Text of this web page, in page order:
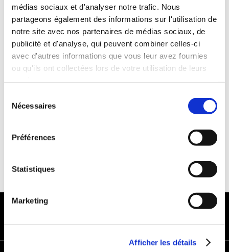
médias sociaux et d'analyser notre trafic. Nous
partageons également des informations sur l'utilisation de
notre site avec nos partenaires de médias sociaux, de
publicité et d'analyse, qui peuvent combiner celles-ci
avec d'autres informations que vous leur avez fournies
ou qu'ils ont collectées lors de votre utilisation de leurs
Nécessaires
Préférences
Statistiques
Marketing
Afficher les détails
Années de permis :2 ans
ASSURANCE
Franchise : 1000 €
Caution :1000 €